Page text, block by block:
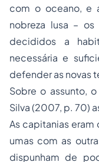
com o oceano, e
nobreza lusa –
decididos a
necessária e
defender as novas
Sobre o assunto,
Silva (2007, p. 70)
As capitanias eram
umas com as
dispunham de